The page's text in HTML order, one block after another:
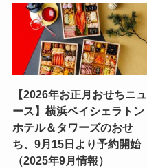
【2026年お正月おせちニュ
ース】横浜ベイシェラトン
ホテル＆タワーズのおせ
ち、9月15日より予約開始
（2025年9月情報）